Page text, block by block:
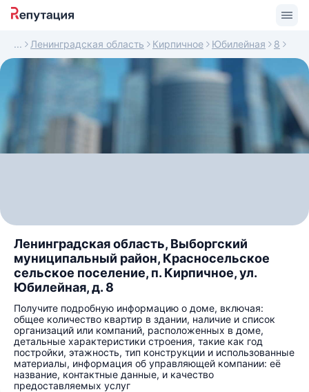
Ленинградская область Кирпичное Юбилейная 8
Ленинградская область, Выборгский
муниципальный район, Красносельское
сельское поселение, п. Кирпичное, ул.
Юбилейная, д. 8
Получите подробную информацию о доме, включая:
общее количество квартир в здании, наличие и список
организаций или компаний, расположенных в доме,
детальные характеристики строения, такие как год
постройки, этажность, тип конструкции и использованные
материалы, информация об управляющей компании: её
название, контактные данные, и качество
предоставляемых услуг